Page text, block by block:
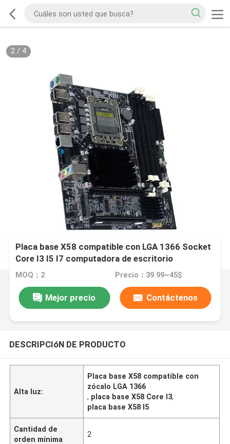
2/ 4
Placa base X58 compatible con LGA 1366 Socket
Core I3 I5 I7 computadora de escritorio
MOQ：2 Precio：39.99~45$
Mejor precio Contáctenos
DESCRIPCIóN DE PRODUCTO
Alta luz:
Placa base X58 compatible con
zócalo LGA 1366
, placa base X58 Core I3,
placa base X58 I5
Cantidad de
orden mínima
2